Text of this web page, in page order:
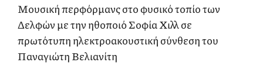
Μουσική περφόρμανς στο φυσικό τοπίο των
Δελφών με την ηθοποιό Σοφία Χιλλ σε
πρωτότυπη ηλεκτροακουστική σύνθεση του
Παναγιώτη Βελιανίτη